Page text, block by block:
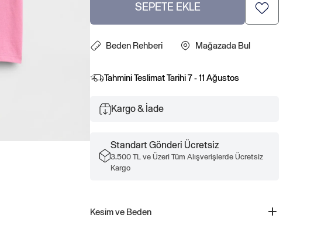
SEPETE EKLE
Beden Rehberi Mağazada Bul
Tahmini Teslimat Tarihi7 - 11 Ağustos
Kargo & İade
Standart Gönderi Ücretsiz
3.500 TL ve Üzeri Tüm Alışverişlerde Ücretsiz
Kargo
Kesim ve Beden